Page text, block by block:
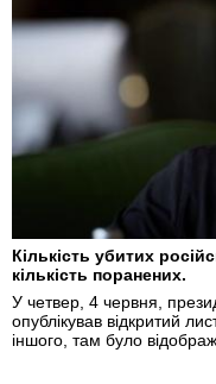
Кількість убитих
кількість поранених.
У четвер, 4 червня,
опублікував відкритий
іншого, там було